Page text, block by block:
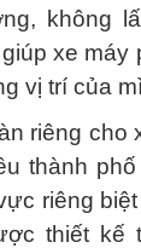
không
xe máy
vị trí của
riêng cho
thành
riêng
thiết kế